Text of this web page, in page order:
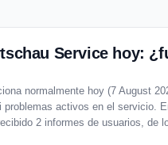
Service hoy:
normalmente hoy (7 August
problemas activos en el servicio.
2 informes de usuarios, de